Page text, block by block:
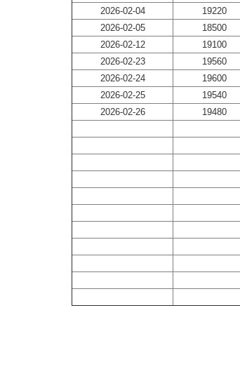
2026-02-04
19220
2026-02-05
18500
2026-02-12
19100
2026-02-23
19560
2026-02-24
19600
2026-02-25
19540
2026-02-26
19480